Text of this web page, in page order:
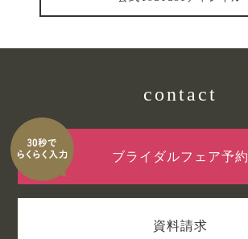
contact
ブライダルフェア予約
資料請求